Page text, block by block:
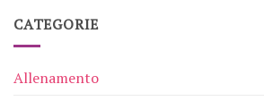
CATEGORIE
Allenamento